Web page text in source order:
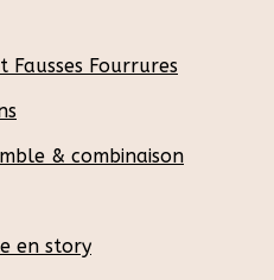
Fausses Fourrures
& combinaison
en story